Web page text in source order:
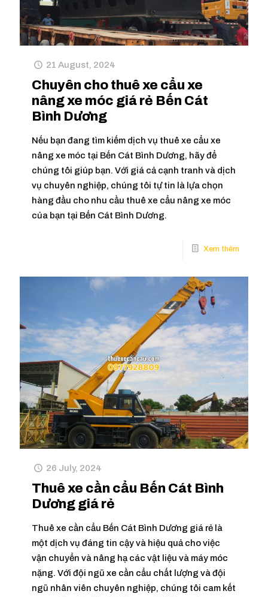
21 August, 2024
Chuyên cho thuê xe cẩu xe
nâng xe móc giá rẻ Bến Cát
Bình Dương
Nếu bạn đang tìm kiếm dịch vụ thuê xe cẩu xe
nâng xe móc tại Bến Cát Bình Dương, hãy để
chúng tôi giúp bạn. Với giá cả cạnh tranh và dịch
vụ chuyên nghiệp, chúng tôi tự tin là lựa chọn
hàng đầu cho nhu cầu thuê xe cẩu nâng xe móc
của bạn tại Bến Cát Bình Dương.
26 July, 2024
Thuê xe cần cẩu Bến Cát Bình
Dương giá rẻ
Thuê xe cần cẩu Bến Cát Bình Dương giá rẻ là
một dịch vụ đáng tin cậy và hiệu quả cho việc
vận chuyển và nâng hạ các vật liệu và máy móc
nặng. Với đội ngũ xe cần cẩu chất lượng và đội
ngũ nhân viên chuyên nghiệp, chúng tôi cam kết